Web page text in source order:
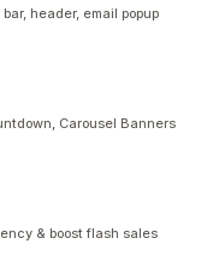
header, email popup
Carousel Banners
& boost flash sales